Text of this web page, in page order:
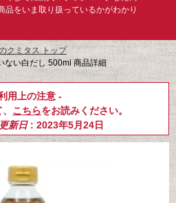
品をいま取り扱っているかがわかり
クミタス トップ
ない白だし 500ml 商品詳細
用上の注意 -
こちらをお読みください。
新日: 2023年5月24日